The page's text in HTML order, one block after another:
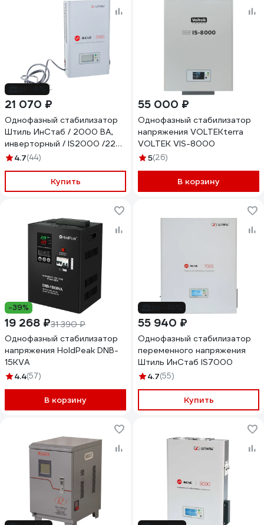
21 070 ₽
Однофазный стабилизатор
Штиль ИнСтаб / 2000 ВА,
инверторный / IS2000 /220
В/ IS2000 (220-230В)
4.7(44)
Купить
55 000 ₽
Однофазный стабилизатор
напряжения VOLTEKterra
VOLTEK VIS-8000
5(26)
В корзину
-39%
19 268 ₽31 390 ₽
Однофазный стабилизатор
напряжения HoldPeak DNB-
15KVA
4.4(57)
В корзину
55 940 ₽
Однофазный стабилизатор
переменного напряжения
Штиль ИнСтаб IS7000
4.7(55)
Купить